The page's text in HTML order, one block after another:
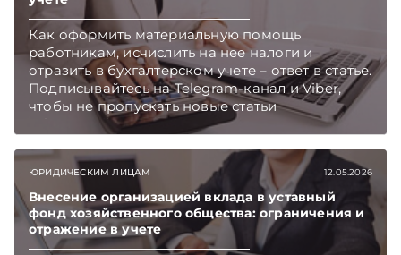
Как оформить материальную помощь
работникам, исчислить на нее налоги и
отразить в бухгалтерском учете – ответ в статье.
Подписывайтесь на Telegram‑канал и Viber,
чтобы не пропускать новые статьи
TelegramViber
ЮРИДИЧЕСКИМ ЛИЦАМ 12.05.2026
Внесение организацией вклада в уставный
фонд хозяйственного общества: ограничения и
отражение в учете